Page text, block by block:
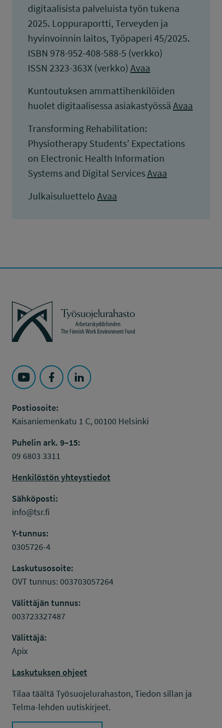
digitaalisista palveluista työn tukena
2025. Loppuraportti, Terveyden ja
hyvinvoinnin laitos, Työpaperi 45/2025.
ISBN 978-952-408-588-5 (verkko)
ISSN 2323-363X (verkko) Avaa
Kuntoutuksen ammattihenkilöiden
huolet digitaalisessa asiakastyössä Avaa
Transforming Rehabilitation:
Physiotherapy Students’ Expectations
on Electronic Health Information
Systems and Digital ServicesAvaa
Julkaisuluettelo Avaa
Työsuojelurahasto
Seuraa Työsuojelurahasto kohteessa: YouTube
Seuraa Työsuojelurahasto kohteessa:
Seuraa Työsuojelurahasto kohteessa:
Postiosoite:
Kaisaniemenkatu 1 C, 00100 Helsinki
Puhelin ark. 9–15:
09 6803 3311
Henkilöstön yhteystiedot
Sähköposti:
info@tsr.fi
Y-tunnus:
0305726-4
Laskutusosoite:
OVT tunnus: 003703057264
Välittäjän tunnus:
003723327487
Välittäjä:
Apix
Laskutuksen ohjeet
Tilaa täältä Työsuojelurahaston, Tiedon sillan ja
Telma-lehden uutiskirjeet.